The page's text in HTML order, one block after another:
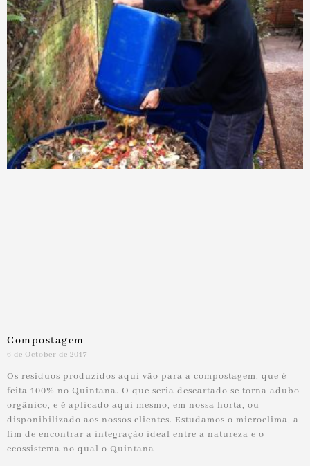
Compostagem
6 de October de 2017
Os resíduos produzidos aqui vão para a compostagem, que é
feita 100% no Quintana. O que seria descartado se torna adubo
orgânico, e é aplicado aqui mesmo, em nossa horta, ou
disponibilizado aos nossos clientes. Estudamos o microclima, a
fim de encontrar a integração ideal entre a natureza e o
ecossistema no qual o Quintana